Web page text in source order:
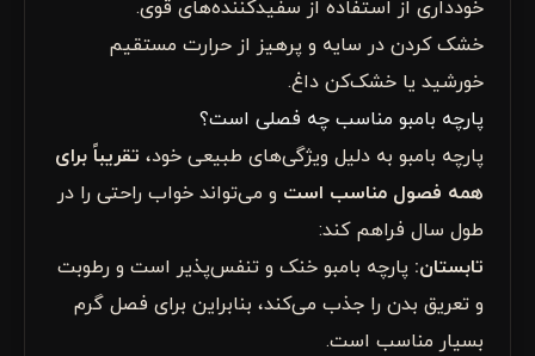
خودداری از استفاده از سفیدکننده‌های قوی.
خشک کردن در سایه و پرهیز از حرارت مستقیم
خورشید یا خشک‌کن داغ.
پارچه بامبو مناسب چه فصلی است؟
پارچه بامبو به دلیل ویژگی‌های طبیعی خود، تقریباً برای
همه فصول مناسب است و می‌تواند خواب راحتی را در
طول سال فراهم کند:
تابستان: پارچه بامبو خنک و تنفس‌پذیر است و رطوبت
و تعریق بدن را جذب می‌کند، بنابراین برای فصل گرم
بسیار مناسب است.